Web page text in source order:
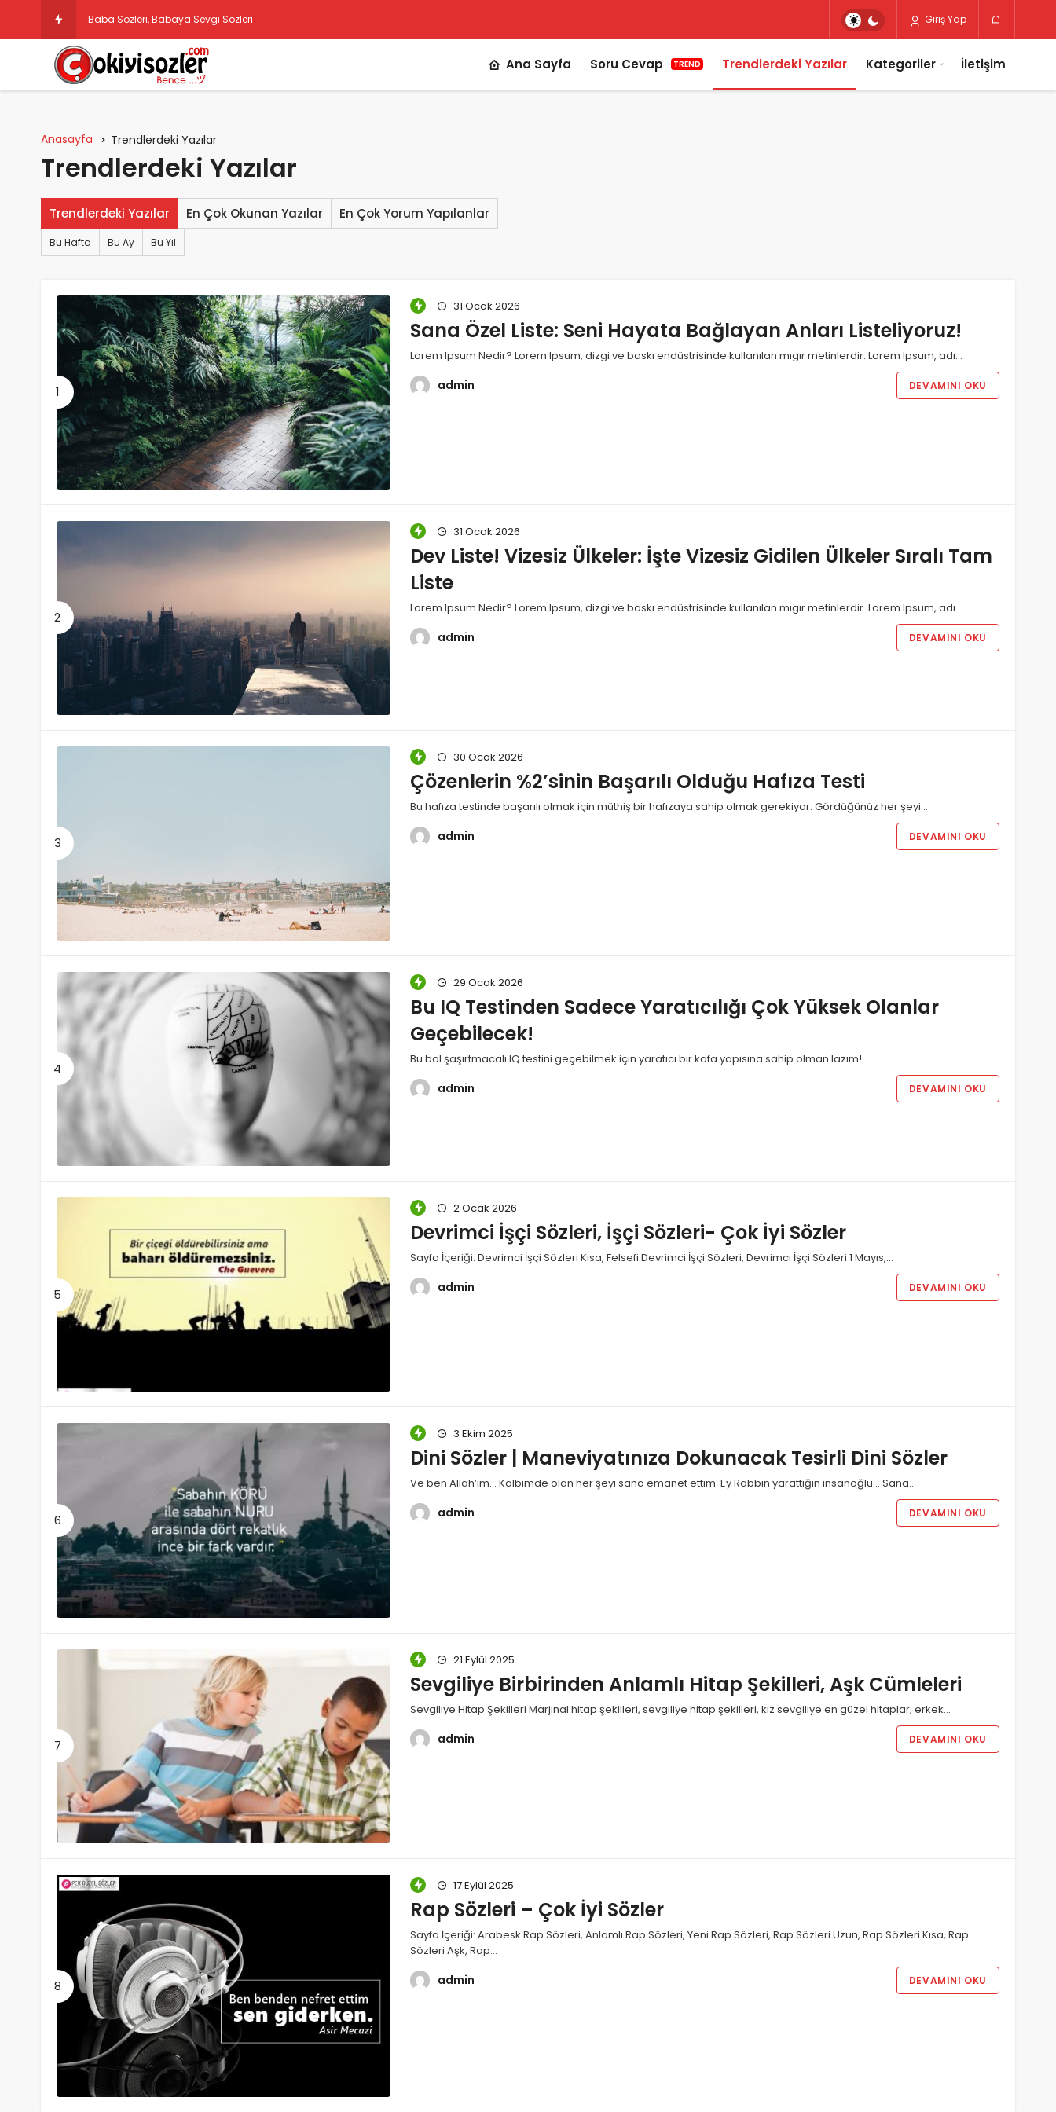
Baba Sözleri, Babaya Sevgi Sözleri Giriş Yap
Ana Sayfa Soru Cevap TREND Trendlerdeki Yazılar Kategoriler İletişim
Anasayfa Trendlerdeki Yazılar
Trendlerdeki Yazılar
Trendlerdeki Yazılar En Çok Okunan Yazılar En Çok Yorum Yapılanlar
Bu Hafta Bu Ay Bu Yıl
31 Ocak 2026
Sana Özel Liste: Seni Hayata Bağlayan Anları Listeliyoruz!
Lorem Ipsum Nedir? Lorem Ipsum, dizgi ve baskı endüstrisinde kullanılan mıgır metinlerdir. Lorem Ipsum, adı…
admin DEVAMINI OKU
31 Ocak 2026
Dev Liste! Vizesiz Ülkeler: İşte Vizesiz Gidilen Ülkeler Sıralı Tam
Liste
Lorem Ipsum Nedir? Lorem Ipsum, dizgi ve baskı endüstrisinde kullanılan mıgır metinlerdir. Lorem Ipsum, adı…
admin DEVAMINI OKU
30 Ocak 2026
Çözenlerin %2’sinin Başarılı Olduğu Hafıza Testi
Bu hafıza testinde başarılı olmak için müthiş bir hafızaya sahip olmak gerekiyor. Gördüğünüz her şeyi…
admin DEVAMINI OKU
29 Ocak 2026
Bu IQ Testinden Sadece Yaratıcılığı Çok Yüksek Olanlar
Geçebilecek!
Bu bol şaşırtmacalı IQ testini geçebilmek için yaratıcı bir kafa yapısına sahip olman lazım!
admin DEVAMINI OKU
2 Ocak 2026
Devrimci İşçi Sözleri, İşçi Sözleri- Çok İyi Sözler
Sayfa İçeriği: Devrimci İşçi Sözleri Kısa, Felsefi Devrimci İşçi Sözleri, Devrimci İşçi Sözleri 1 Mayıs,…
admin DEVAMINI OKU
3 Ekim 2025
Dini Sözler | Maneviyatınıza Dokunacak Tesirli Dini Sözler
Ve ben Allah’ım… Kalbimde olan her şeyi sana emanet ettim. Ey Rabbin yarattığın insanoğlu… Sana…
admin DEVAMINI OKU
21 Eylül 2025
Sevgiliye Birbirinden Anlamlı Hitap Şekilleri, Aşk Cümleleri
Sevgiliye Hitap Şekilleri Marjinal hitap şekilleri, sevgiliye hitap şekilleri, kız sevgiliye en güzel hitaplar, erkek…
admin DEVAMINI OKU
17 Eylül 2025
Rap Sözleri – Çok İyi Sözler
Sayfa İçeriği: Arabesk Rap Sözleri, Anlamlı Rap Sözleri, Yeni Rap Sözleri, Rap Sözleri Uzun, Rap Sözleri Kısa, Rap
Sözleri Aşk, Rap…
admin DEVAMINI OKU